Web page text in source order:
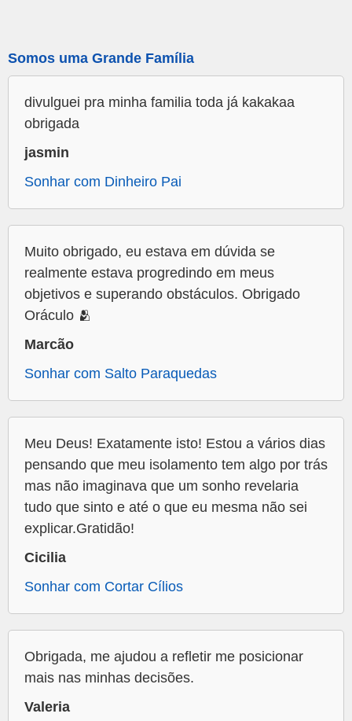
Somos uma Grande Família
divulguei pra minha familia toda já kakakaa
obrigada
jasmin
Sonhar com Dinheiro Pai
Muito obrigado, eu estava em dúvida se
realmente estava progredindo em meus
objetivos e superando obstáculos. Obrigado
Oráculo 🫂
Marcão
Sonhar com Salto Paraquedas
Meu Deus! Exatamente isto! Estou a vários dias
pensando que meu isolamento tem algo por trás
mas não imaginava que um sonho revelaria
tudo que sinto e até o que eu mesma não sei
explicar.Gratidão!
Cicilia
Sonhar com Cortar Cílios
Obrigada, me ajudou a refletir me posicionar
mais nas minhas decisões.
Valeria